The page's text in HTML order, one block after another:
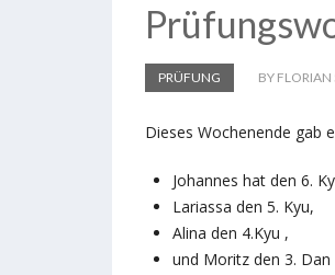
PRÜFUNG BY FLORIAN
Dieses Wochenende gab
Johannes hat den 6.
Lariassa den 5. Kyu,
Alina den 4.Kyu ,
und Moritz den 3. Dan